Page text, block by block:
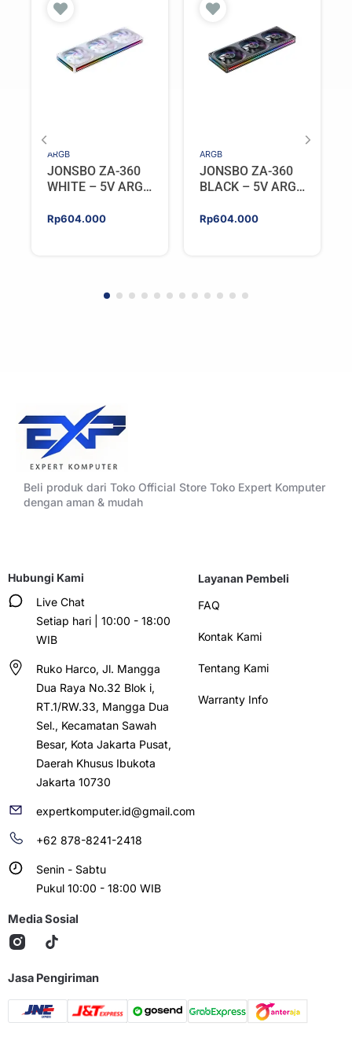
ARGB
JONSBO ZA-360
WHITE – 5V ARGB
Rp604.000
ARGB
JONSBO ZA-360
BLACK – 5V ARGB
Rp604.000
Beli produk dari Toko Official Store Toko Expert Komputer
dengan aman & mudah
Hubungi Kami
Live Chat
Setiap hari | 10:00 - 18:00
WIB
Ruko Harco, Jl. Mangga
Dua Raya No.32 Blok i,
RT.1/RW.33, Mangga Dua
Sel., Kecamatan Sawah
Besar, Kota Jakarta Pusat,
Daerah Khusus Ibukota
Jakarta 10730
expertkomputer.id@gmail.com
+62 878-8241-2418
Senin - Sabtu
Pukul 10:00 - 18:00 WIB
Layanan Pembeli
FAQ
Kontak Kami
Tentang Kami
Warranty Info
Media Sosial
Jasa Pengiriman